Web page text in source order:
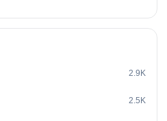
2.9K
2.5K